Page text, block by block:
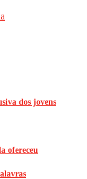
dos jovens
ofereceu